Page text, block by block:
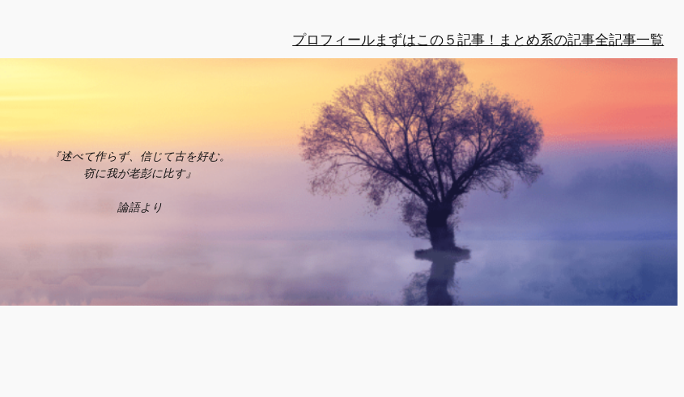
プロフィールまずはこの５記事！ まとめ系の記事全記事一覧
『述べて作らず、信じて古を好む。
窃に我が老彭に比す』
論語より